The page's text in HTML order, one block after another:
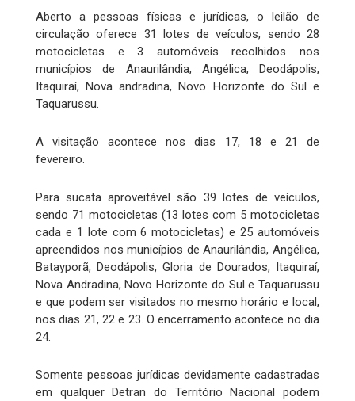
Aberto a pessoas físicas e jurídicas, o leilão de
circulação oferece 31 lotes de veículos, sendo 28
motocicletas e 3 automóveis recolhidos nos
municípios de Anaurilândia, Angélica, Deodápolis,
Itaquiraí, Nova andradina, Novo Horizonte do Sul e
Taquarussu.
A visitação acontece nos dias 17, 18 e 21 de
fevereiro.
Para sucata aproveitável são 39 lotes de veículos,
sendo 71 motocicletas (13 lotes com 5 motocicletas
cada e 1 lote com 6 motocicletas) e 25 automóveis
apreendidos nos municípios de Anaurilândia, Angélica,
Batayporã, Deodápolis, Gloria de Dourados, Itaquiraí,
Nova Andradina, Novo Horizonte do Sul e Taquarussu
e que podem ser visitados no mesmo horário e local,
nos dias 21, 22 e 23. O encerramento acontece no dia
24.
Somente pessoas jurídicas devidamente cadastradas
em qualquer Detran do Território Nacional podem